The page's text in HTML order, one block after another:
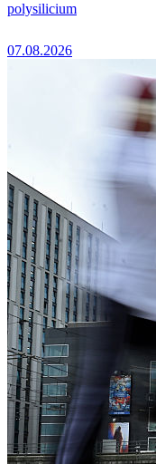
polysilicium
07.08.2026